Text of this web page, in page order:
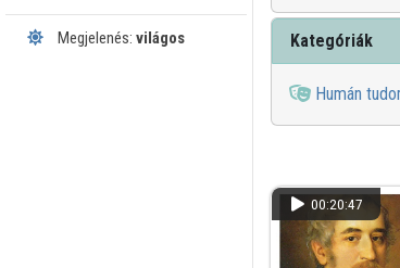
Megjelenés: világos Kategóriák
Humán
00:20:47